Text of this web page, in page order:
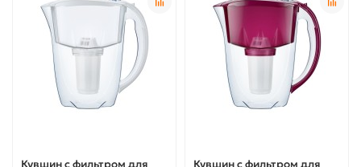
Кувшин с фильтром для
Кувшин с фильтром для